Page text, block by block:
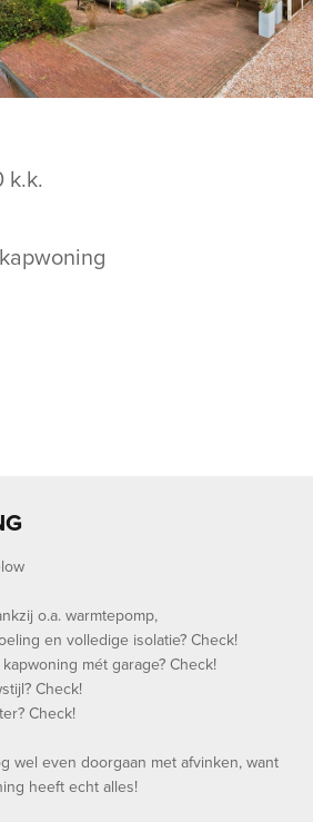
k.k.
o.a. warmtepomp,
en volledige isolatie? Check!
mét garage? Check!
Check!
Check!
wel even doorgaan met afvinken, want
heeft echt alles!